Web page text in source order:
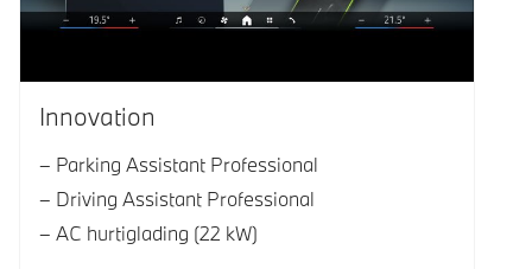
Innovation
Parking Assistant Professional
Driving Assistant Professional
AC hurtiglading (22 kW)